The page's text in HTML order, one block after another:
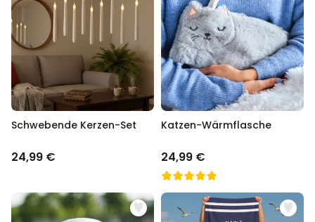
Schwebende Kerzen-Set
24,99 €
Katzen-Wärmflasche
24,99 €